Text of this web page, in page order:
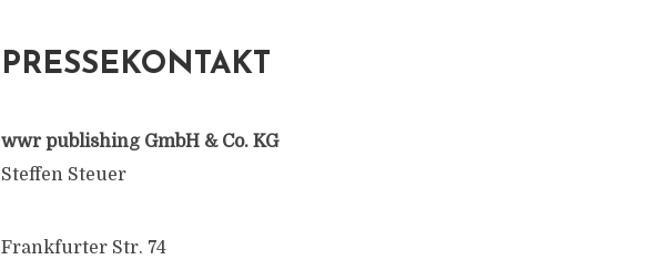
PRESSEKONTAKT
wwr publishing GmbH & Co. KG
Steffen Steuer
Frankfurter Str. 74